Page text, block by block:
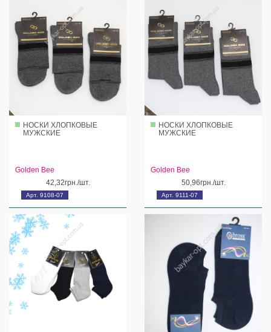
Арт. 9108-07
НОСКИ ХЛОПКОВЫЕ
МУЖСКИЕ
Golden Bee
42,32грн./шт.
Арт. 9111-07
НОСКИ ХЛОПКОВЫЕ
МУЖСКИЕ
Golden Bee
50,96грн./шт.